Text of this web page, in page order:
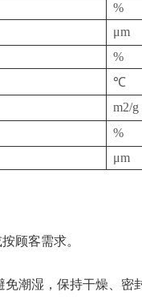
%
μm
%
℃
m2/g
%
μm
顾客需求。
免潮湿，保持干燥、密